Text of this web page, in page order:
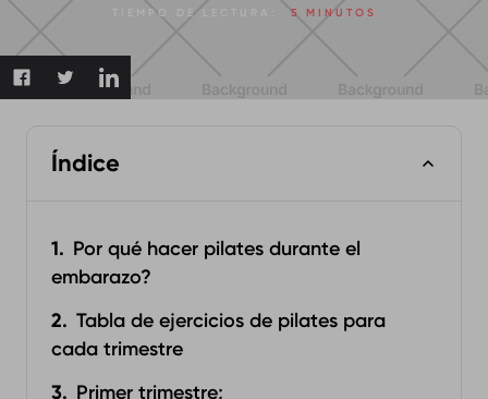
TIEMPO DE LECTURA: 5 MINUTOS
Índice
Por qué hacer pilates durante el
embarazo?
Tabla de ejercicios de pilates para
cada trimestre
Primer trimestre;